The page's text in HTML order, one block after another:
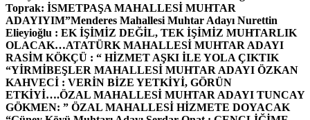
Toprak: İSMETPAŞA MAHALLESİ MUHTAR
ADAYIYIM”Menderes Mahallesi Muhtar Adayı Nurettin
Elieyioğlu : EK İŞİMİZ DEĞİL, TEK İŞİMİZ MUHTARLIK
OLACAK…ATATÜRK MAHALLESİ MUHTAR ADAYI
RASİM KÖKÇÜ : “ HİZMET AŞKI İLE YOLA ÇIKTIK
“YİRMİBEŞLER MAHALLESİ MUHTAR ADAYI ÖZKAN
KAHVECİ : VERİN BİZE YETKİYİ, GÖRÜN
ETKİYİ….ÖZAL MAHALLESİ MUHTAR ADAYI TUNCAY
GÖKMEN: ” ÖZAL MAHALLESİ HİZMETE DOYACAK